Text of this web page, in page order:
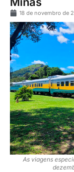
18 de novembro de
As viagens